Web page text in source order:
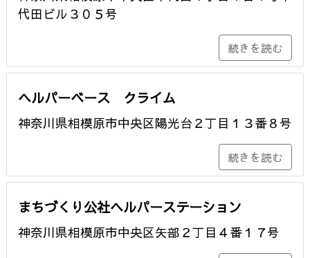
代田ビル３０５号
続きを読む
ヘルパーベース クライム
神奈川県相模原市中央区陽光台２丁目１３番８号
続きを読む
まちづくり公社ヘルパーステーション
神奈川県相模原市中央区矢部２丁目４番１７号